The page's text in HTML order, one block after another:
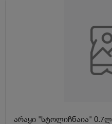
არაყი "სტოლიჩნაია" 0.7ლ